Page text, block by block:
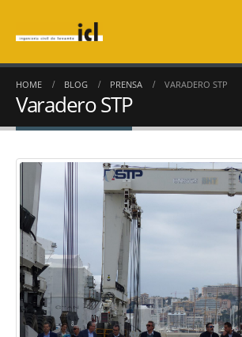
HOME BLOG PRENSA VARADERO STP
Varadero STP